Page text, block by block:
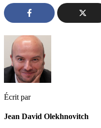
Écrit par
Jean David Olekhnovitch